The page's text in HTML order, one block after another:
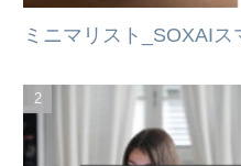
ミニマリスト_SOXAI